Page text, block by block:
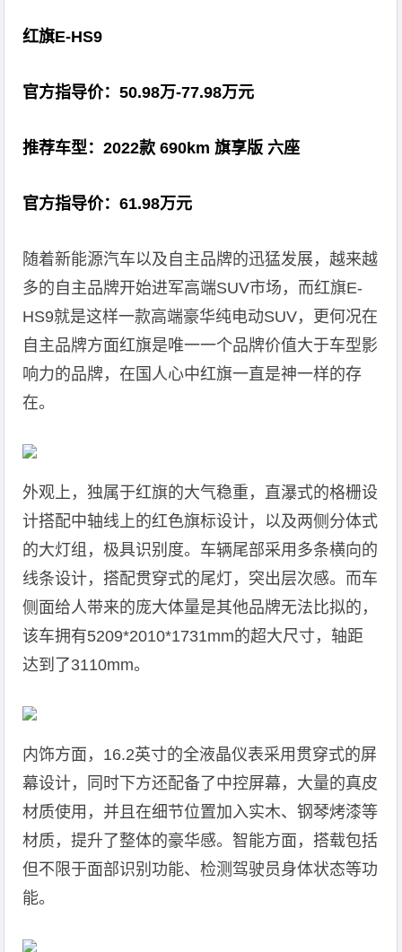
红旗E-HS9
官方指导价：50.98万-77.98万元
推荐车型：2022款 690km 旗享版 六座
官方指导价：61.98万元
随着新能源汽车以及自主品牌的迅猛发展，越来越
多的自主品牌开始进军高端SUV市场，而红旗E-
HS9就是这样一款高端豪华纯电动SUV，更何况在
自主品牌方面红旗是唯一一个品牌价值大于车型影
响力的品牌，在国人心中红旗一直是神一样的存
在。
外观上，独属于红旗的大气稳重，直瀑式的格栅设
计搭配中轴线上的红色旗标设计，以及两侧分体式
的大灯组，极具识别度。车辆尾部采用多条横向的
线条设计，搭配贯穿式的尾灯，突出层次感。而车
侧面给人带来的庞大体量是其他品牌无法比拟的，
该车拥有5209*2010*1731mm的超大尺寸，轴距
达到了3110mm。
内饰方面，16.2英寸的全液晶仪表采用贯穿式的屏
幕设计，同时下方还配备了中控屏幕，大量的真皮
材质使用，并且在细节位置加入实木、钢琴烤漆等
材质，提升了整体的豪华感。智能方面，搭载包括
但不限于面部识别功能、检测驾驶员身体状态等功
能。